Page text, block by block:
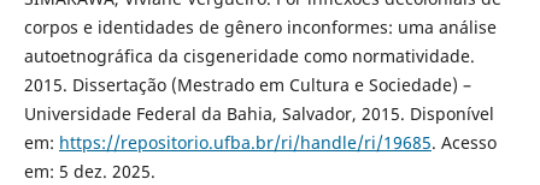
corpos e identidades de gênero inconformes: uma análise
autoetnográfica da cisgeneridade como normatividade.
2015. Dissertação (Mestrado em Cultura e Sociedade) –
Universidade Federal da Bahia, Salvador, 2015. Disponível
em: https://repositorio.ufba.br/ri/handle/ri/19685. Acesso
em: 5 dez. 2025.